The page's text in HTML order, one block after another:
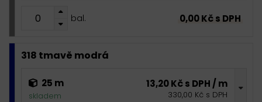
bal. 0,00 Kč s DPH
318 tmavě modrá
25 m
skladem
13,20 Kč s DPH / m
330,00 Kč s DPH